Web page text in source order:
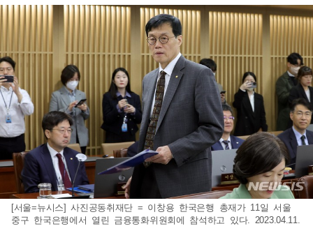
[서울=뉴시스] 사진공동취재단 = 이창용 한국은행 총재가 11일 서울
중구 한국은행에서 열린 금융통화위원회에 참석하고 있다. 2023.04.11.